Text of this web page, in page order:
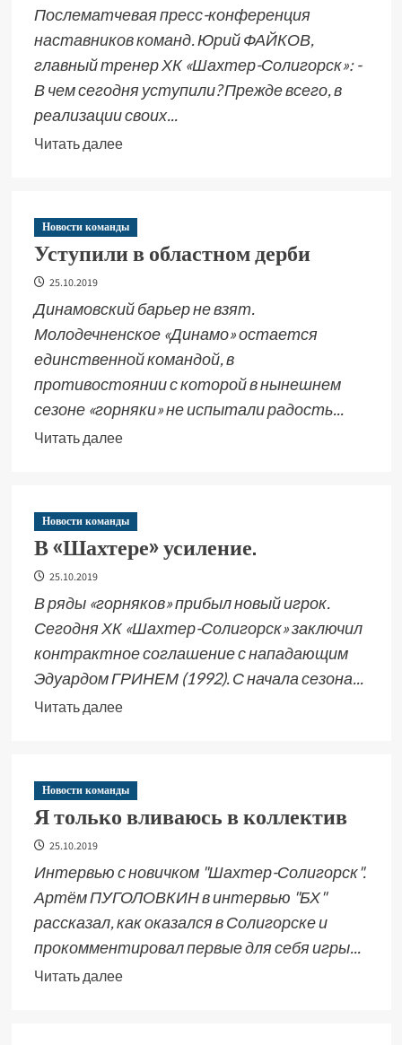
Послематчевая пресс-конференция
наставников команд. Юрий ФАЙКОВ,
главный тренер ХК «Шахтер-Солигорск»: -
В чем сегодня уступили? Прежде всего, в
реализации своих...
Читать далее
Новости команды
Уступили в областном дерби
25.10.2019
Динамовский барьер не взят.
Молодечненское «Динамо» остается
единственной командой, в
противостоянии с которой в нынешнем
сезоне «горняки» не испытали радость...
Читать далее
Новости команды
В «Шахтере» усиление.
25.10.2019
В ряды «горняков» прибыл новый игрок.
Сегодня ХК «Шахтер-Солигорск» заключил
контрактное соглашение с нападающим
Эдуардом ГРИНЕМ (1992). С начала сезона...
Читать далее
Новости команды
Я только вливаюсь в коллектив
25.10.2019
Интервью с новичком "Шахтер-Солигорск".
Артём ПУГОЛОВКИН в интервью "БХ"
рассказал, как оказался в Солигорске и
прокомментировал первые для себя игры...
Читать далее